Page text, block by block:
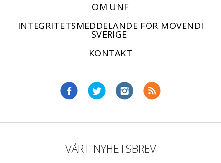
OM UNF
INTEGRITETSMEDDELANDE FÖR MOVENDI
SVERIGE
KONTAKT
VÅRT NYHETSBREV